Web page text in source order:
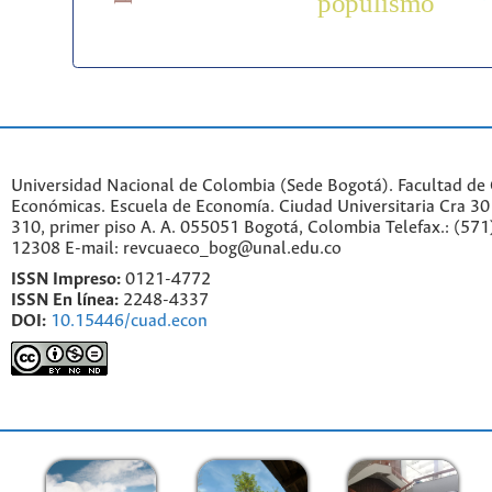
Universidad Nacional de Colombia (Sede Bogotá). Facultad de
Económicas. Escuela de Economía. Ciudad Universitaria Cra
310, primer piso A. A. 055051 Bogotá, Colombia Telefax.:
12308 E-mail: revcuaeco_bog@unal.edu.co
ISSN Impreso: 0121-4772
ISSN En línea: 2248-4337
DOI: 10.15446/cuad.econ